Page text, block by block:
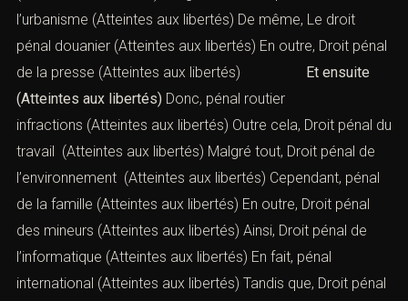
l’urbanisme (Atteintes aux libertés) De même, Le droit
pénal douanier (Atteintes aux libertés) En outre, Droit pénal
de la presse (Atteintes aux libertés)
Et ensuite
(Atteintes aux libertés) Donc, pénal routier
infractions (Atteintes aux libertés) Outre cela, Droit pénal du
travail
(Atteintes aux libertés) Malgré tout, Droit pénal de
l’environnement (Atteintes aux libertés) Cependant, pénal
de la famille (Atteintes aux libertés) En outre, Droit pénal
des mineurs (Atteintes aux libertés) Ainsi, Droit pénal de
l’informatique (Atteintes aux libertés) En fait, pénal
international (Atteintes aux libertés) Tandis que, Droit pénal